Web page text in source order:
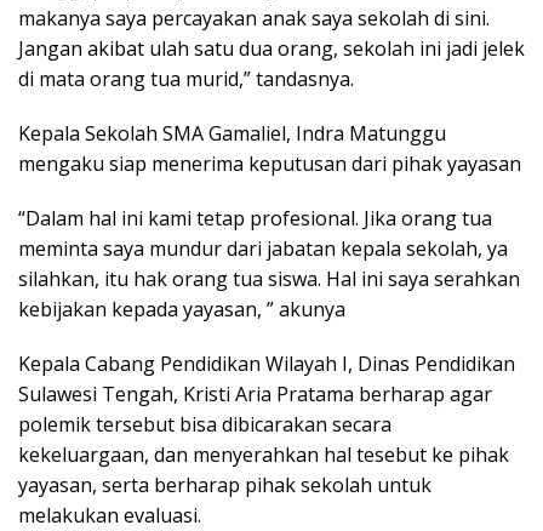
makanya saya percayakan anak saya sekolah di sini.
Jangan akibat ulah satu dua orang, sekolah ini jadi jelek
di mata orang tua murid,” tandasnya.
Kepala Sekolah SMA Gamaliel, Indra Matunggu
mengaku siap menerima keputusan dari pihak yayasan
“Dalam hal ini kami tetap profesional. Jika orang tua
meminta saya mundur dari jabatan kepala sekolah, ya
silahkan, itu hak orang tua siswa. Hal ini saya serahkan
kebijakan kepada yayasan, ” akunya
Kepala Cabang Pendidikan Wilayah I, Dinas Pendidikan
Sulawesi Tengah, Kristi Aria Pratama berharap agar
polemik tersebut bisa dibicarakan secara
kekeluargaan, dan menyerahkan hal tesebut ke pihak
yayasan, serta berharap pihak sekolah untuk
melakukan evaluasi.